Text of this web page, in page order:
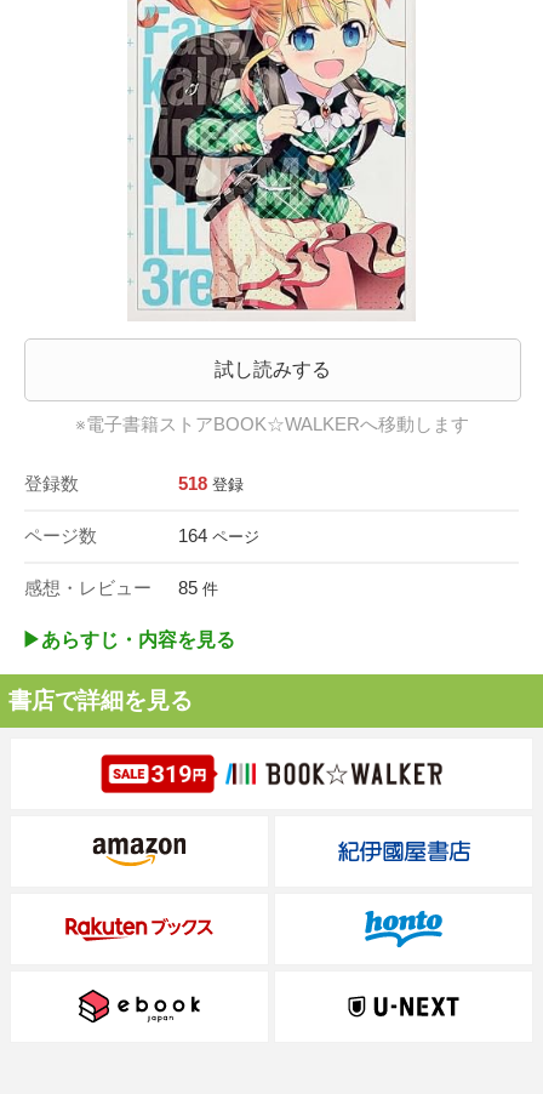
試し読みする
※電子書籍ストアBOOK☆WALKERへ移動します
登録数 518 登録
ページ数 164 ページ
感想・レビュー 85 件
▶︎あらすじ・内容を見る
書店で詳細を見る